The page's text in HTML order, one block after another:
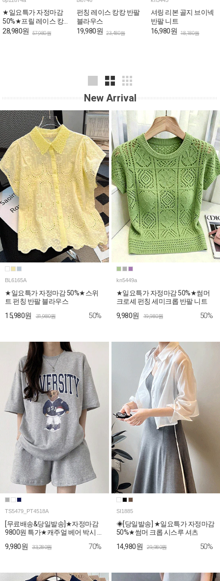
★일요특가 자정마감
50%★프릴 레이스 캉
캉 로맨틱 민소매 원피
28,980원 57,980원
펀칭 레이스 캉캉 반팔
블라우스
19,980원 23,480원
셔링 리본 골지 브이넥
반팔 니트
16,980원 18,180원
New Arrival
BL6165A
★일요특가 자정마감 50%★스위
트 펀칭 반팔 블라우스
15,980원 31,980원 50%
kn5449a
★일요특가 자정마감 50%★썸머
크로셰 펀칭 세미크롭 반팔 니트
9,980원 19,980원 50%
TS5479_PT4518A
[무료배송&당일발송]★자정마감
9800원 특가★캐주얼 베어 박시 티
9,980원 33,280원 70%
SI1885
◈[당일발송] ★일요특가 자정마감
50%★썸머 크롭 시스루 셔츠
14,980원 29,980원 50%